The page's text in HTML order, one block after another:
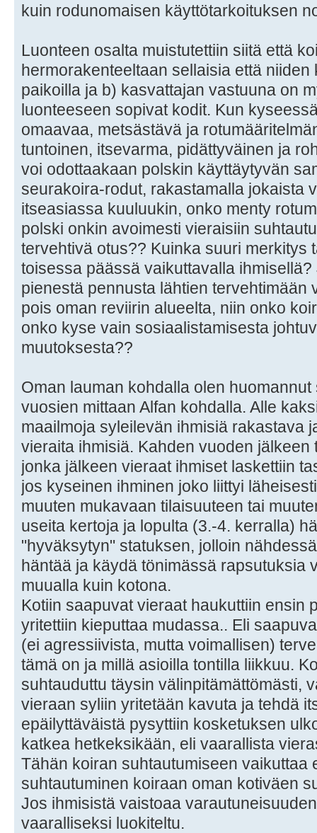
kuin rodunomaisen käyttötarkoituksen
Luonteen osalta muistutettiin siitä että
hermorakenteeltaan sellaisia että
paikoilla ja b) kasvattajan vastuuna on
luonteeseen sopivat kodit. Kun
omaavaa, metsästävä ja
tuntoinen, itsevarma, pidättyväinen ja
voi odottaakaan polskin käyttäytyvän
seurakoira-rodut, rakastamalla jokaista
itseasiassa kuuluukin, onko menty
polski onkin avoimesti vieraisiin
tervehtivä otus?? Kuinka suuri merkitys
toisessa päässä vaikuttavalla
pienestä pennusta lähtien tervehtimään
pois oman reviirin alueelta, niin onko
onko kyse vain sosiaalistamisesta
muutoksesta??
Oman lauman kohdalla olen
vuosien mittaan Alfan kohdalla. Alle
maailmoja syleilevän ihmisiä rakastava
vieraita ihmisiä. Kahden vuoden jälkeen
jonka jälkeen vieraat ihmiset laskettiin
jos kyseinen ihminen joko liittyi
muuten mukavaan tilaisuuteen tai
useita kertoja ja lopulta (3.-4. kerralla)
"hyväksytyn" statuksen, jolloin
häntää ja käydä tönimässä rapsutuksia
muualla kuin kotona.
Kotiin saapuvat vieraat haukuttiin ensin
yritettiin kieputtaa mudassa.. Eli
(ei agressiivista, mutta voimallisen)
tämä on ja millä asioilla tontilla liikkuu.
suhtauduttu täysin välinpitämättömästi,
vieraan syliin yritetään kavuta ja tehdä
epäilyttäväistä pysyttiin kosketuksen
katkea hetkeksikään, eli vaarallista
Tähän koiran suhtautumiseen vaikuttaa
suhtautuminen koiraan oman kotiväen
Jos ihmisistä vaistoaa
vaaralliseksi luokiteltu.